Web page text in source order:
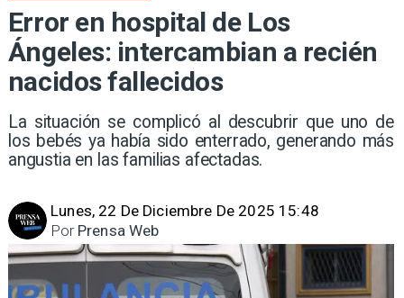
Error en hospital de Los
Ángeles: intercambian a recién
nacidos fallecidos
La situación se complicó al descubrir que uno de
los bebés ya había sido enterrado, generando más
angustia en las familias afectadas.
Lunes, 22 De Diciembre De 2025 15:48
Prensa Web
Por